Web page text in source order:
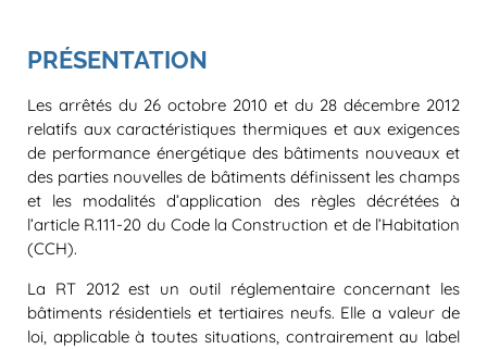
PRÉSENTATION
Les arrêtés du 26 octobre 2010 et du 28 décembre 2012
relatifs aux caractéristiques thermiques et aux exigences
de performance énergétique des bâtiments nouveaux et
des parties nouvelles de bâtiments définissent les champs
et les modalités d’application des règles décrétées à
l’article R.111-20 du Code la Construction et de l’Habitation
(CCH).
La RT 2012 est un outil réglementaire concernant les
bâtiments résidentiels et tertiaires neufs. Elle a valeur de
loi, applicable à toutes situations, contrairement au label